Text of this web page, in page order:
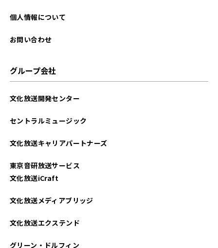
個人情報について
お問い合わせ
グループ会社
文化放送開発センター
セントラルミュージック
文化放送キャリアパートナーズ
東京音研放送サービス
文化放送iCraft
文化放送メディアブリッジ
文化放送エクステンド
グリーン・ドルフィン